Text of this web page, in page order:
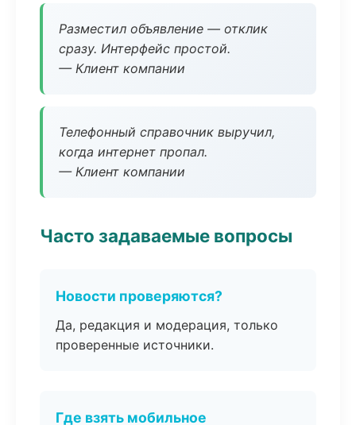
Разместил объявление — отклик
сразу. Интерфейс простой.
— Клиент компании
Телефонный справочник выручил,
когда интернет пропал.
— Клиент компании
Часто задаваемые вопросы
Новости проверяются?
Да, редакция и модерация, только
проверенные источники.
Где взять мобильное